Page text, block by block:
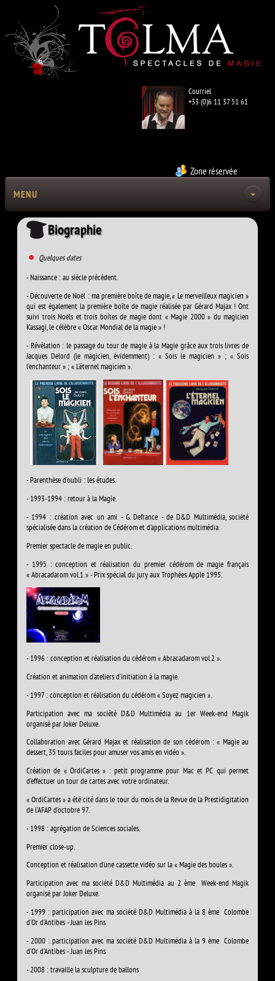
Courriel
+33 (0)6 11 37 51 61
Zone réservée
MENU
Biographie
Quelques dates
- Naissance : au siècle précédent.
- Découverte de Noël : ma première boîte de magie, « Le merveilleux magicien »
qui est également la première boîte de magie réalisée par Gérard Majax ! Ont
suivi trois Noëls et trois boîtes de magie dont « Magie 2000 » du magicien
Kassagi, le célèbre « Oscar Mondial de la magie » !
- Révélation : le passage du tour de magie à la Magie grâce aux trois livres de
Jacques Delord (le magicien, évidemment) : « Sois le magicien » ; « Sois
l’enchanteur » ; « L’éternel magicien ».
- Parenthèse d’oubli : les études.
- 1993-1994 : retour à la Magie.
- 1994 : création avec un ami - G. Defrance - de D&D Multimédia, société
spécialisée dans la création de Cédérom et d’applications multimédia.
Premier spectacle de magie en public.
- 1995 : conception et réalisation du premier cédérom de magie français
« Abracadarom vol.1 » - Prix spécial du jury aux Trophées Apple 1995.
- 1996 : conception et réalisation du cédérom « Abracadarom vol.2 ».
Création et animation d’ateliers d’initiation à la magie.
- 1997 : conception et réalisation du cédérom « Soyez magicien ».
Participation avec ma société D&D Multimédia au 1er Week-end Magik
organisé par Joker Deluxe.
Collaboration avec Gérard Majax et réalisation de son cédérom : « Magie au
dessert, 35 tours faciles pour amuser vos amis en vidéo ».
Création de « OrdiCartes » : petit programme pour Mac et PC qui permet
d’effectuer un tour de cartes avec votre ordinateur.
« OrdiCartes » a été cité dans le tour du mois de la Revue de la Prestidigitation
de l’AFAP d’octobre 97.
- 1998 : agrégation de Sciences sociales.
Premier close-up.
Conception et réalisation d’une cassette vidéo sur la « Magie des boules ».
Participation avec ma société D&D Multimédia au 2 ème Week-end Magik
organisé par Joker Deluxe.
- 1999 : participation avec ma société D&D Multimédia à la 8 ème Colombe
d’Or d’Antibes - Juan les Pins
- 2000 : participation avec ma société D&D Multimédia à la 9 ème Colombe
d’Or d’Antibes - Juan les Pins
- 2008 : travaille la sculpture de ballons